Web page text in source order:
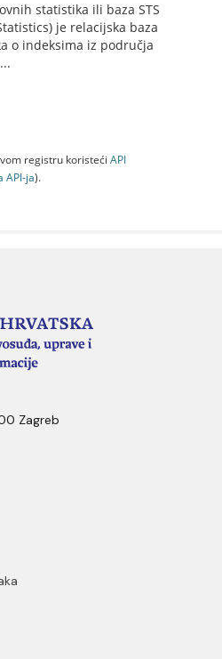
statistika ili baza STS
je relacijska baza
o indeksima iz područja
registru koristeći API
API-jа).